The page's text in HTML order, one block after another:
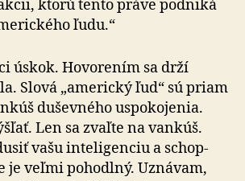
ktorú tento práve pod­niká
ľudu.“
úskok. Hovorením sa drží
Slová „americký ľud“ sú priam
duševného uspo­ko­jenia.
Len sa zvaľte na van­kúš.
vašu inte­li­gen­ciu a schop­
je veľmi pohodlný. Uznávam,